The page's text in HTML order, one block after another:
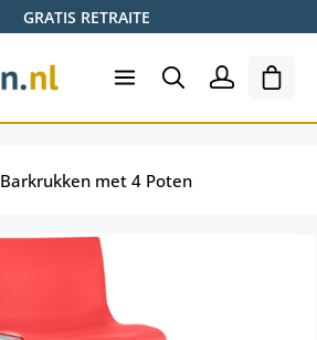
GRATIS RETRAITE
Barkrukken met 4 Poten